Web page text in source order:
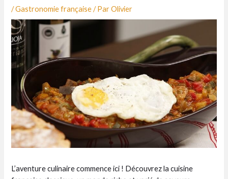
/Gastronomie française/ ParOlivier
L’aventure culinaire commence ici ! Découvrez la cuisine